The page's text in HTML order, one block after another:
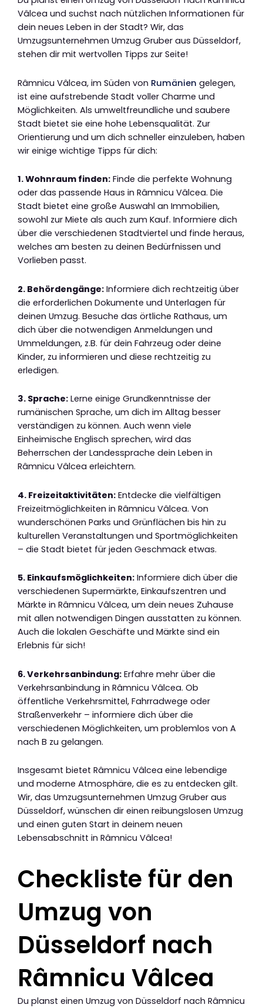
Vâlcea und suchst nach nützlichen Informationen für
dein neues Leben in der Stadt? Wir, das
Umzugsunternehmen Umzug Gruber aus Düsseldorf,
stehen dir mit wertvollen Tipps zur Seite!
Râmnicu Vâlcea, im Süden von Rumänien gelegen,
ist eine aufstrebende Stadt voller Charme und
Möglichkeiten. Als umweltfreundliche und saubere
Stadt bietet sie eine hohe Lebensqualität. Zur
Orientierung und um dich schneller einzuleben, haben
wir einige wichtige Tipps für dich:
1. Wohnraum finden: Finde die perfekte Wohnung
oder das passende Haus in Râmnicu Vâlcea. Die
Stadt bietet eine große Auswahl an Immobilien,
sowohl zur Miete als auch zum Kauf. Informiere dich
über die verschiedenen Stadtviertel und finde heraus,
welches am besten zu deinen Bedürfnissen und
Vorlieben passt.
2. Behördengänge: Informiere dich rechtzeitig über
die erforderlichen Dokumente und Unterlagen für
deinen Umzug. Besuche das örtliche Rathaus, um
dich über die notwendigen Anmeldungen und
Ummeldungen, z.B. für dein Fahrzeug oder deine
Kinder, zu informieren und diese rechtzeitig zu
erledigen.
3. Sprache: Lerne einige Grundkenntnisse der
rumänischen Sprache, um dich im Alltag besser
verständigen zu können. Auch wenn viele
Einheimische Englisch sprechen, wird das
Beherrschen der Landessprache dein Leben in
Râmnicu Vâlcea erleichtern.
4. Freizeitaktivitäten: Entdecke die vielfältigen
Freizeitmöglichkeiten in Râmnicu Vâlcea. Von
wunderschönen Parks und Grünflächen bis hin zu
kulturellen Veranstaltungen und Sportmöglichkeiten
– die Stadt bietet für jeden Geschmack etwas.
5. Einkaufsmöglichkeiten: Informiere dich über die
verschiedenen Supermärkte, Einkaufszentren und
Märkte in Râmnicu Vâlcea, um dein neues Zuhause
mit allen notwendigen Dingen ausstatten zu können.
Auch die lokalen Geschäfte und Märkte sind ein
Erlebnis für sich!
6. Verkehrsanbindung: Erfahre mehr über die
Verkehrsanbindung in Râmnicu Vâlcea. Ob
öffentliche Verkehrsmittel, Fahrradwege oder
Straßenverkehr – informiere dich über die
verschiedenen Möglichkeiten, um problemlos von A
nach B zu gelangen.
Insgesamt bietet Râmnicu Vâlcea eine lebendige
und moderne Atmosphäre, die es zu entdecken gilt.
Wir, das Umzugsunternehmen Umzug Gruber aus
Düsseldorf, wünschen dir einen reibungslosen Umzug
und einen guten Start in deinem neuen
Lebensabschnitt in Râmnicu Vâlcea!
Checkliste für den
Umzug von
Düsseldorf nach
Râmnicu Vâlcea
Du planst einen Umzug von Düsseldorf nach Râmnicu